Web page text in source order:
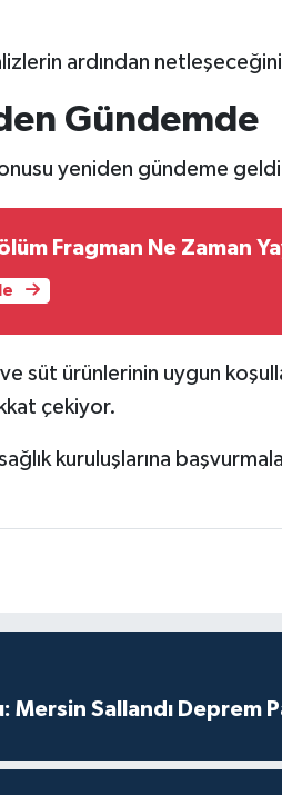
ardından netleşeceğini
Gündemde
yeniden gündeme
Fragman Ne Zaman
süt ürünlerinin uygun
çekiyor.
kuruluşlarına
Mersin Sallandı Deprem